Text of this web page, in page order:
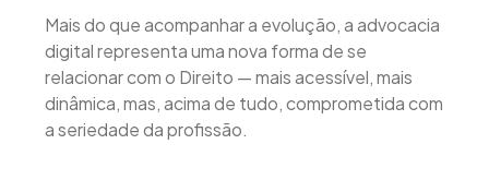
Mais do que acompanhar a evolução, a advocacia
digital representa uma nova forma de se
relacionar com o Direito — mais acessível, mais
dinâmica, mas, acima de tudo, comprometida com
a seriedade da profissão.